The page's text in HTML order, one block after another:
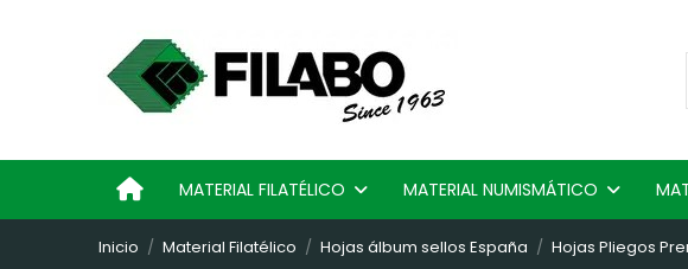
MATERIAL FILATÉLICO MATERIAL NUMISMÁTICO
Inicio Material Filatélico Hojas álbum sellos España Hojas Pliegos